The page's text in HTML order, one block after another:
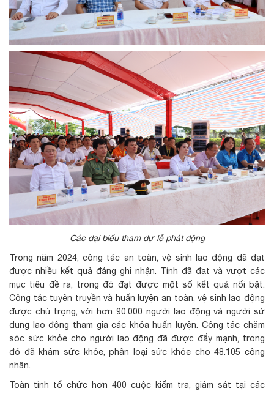
Các đại biểu tham dự lễ phát động
Trong năm 2024, công tác an toàn, vệ sinh lao động đã đạt
được nhiều kết quả đáng ghi nhận. Tỉnh đã đạt và vượt các
mục tiêu đề ra, trong đó đạt được một số kết quả nổi bật.
Công tác tuyên truyền và huấn luyện an toàn, vệ sinh lao động
được chú trọng, với hơn 90.000 người lao động và người sử
dụng lao động tham gia các khóa huấn luyện. Công tác chăm
sóc sức khỏe cho người lao động đã được đẩy mạnh, trong
đó đã khám sức khỏe, phân loại sức khỏe cho 48.105 công
nhân.
Toàn tỉnh tổ chức hơn 400 cuộc kiểm tra, giám sát tại các